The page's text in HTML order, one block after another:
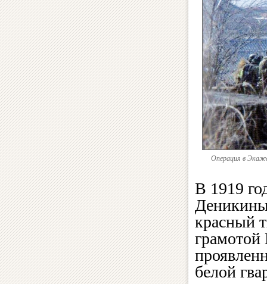
Операция в
В 1919
красный
белой